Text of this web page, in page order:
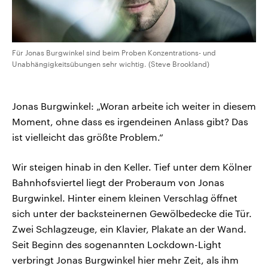
Für Jonas Burgwinkel sind beim Proben Konzentrations- und
Unabhängigkeitsübungen sehr wichtig. (Steve Brookland)
Jonas Burgwinkel: „Woran arbeite ich weiter in diesem
Moment, ohne dass es irgendeinen Anlass gibt? Das
ist vielleicht das größte Problem.“
Wir steigen hinab in den Keller. Tief unter dem Kölner
Bahnhofsviertel liegt der Proberaum von Jonas
Burgwinkel. Hinter einem kleinen Verschlag öffnet
sich unter der backsteinernen Gewölbedecke die Tür.
Zwei Schlagzeuge, ein Klavier, Plakate an der Wand.
Seit Beginn des sogenannten Lockdown-Light
verbringt Jonas Burgwinkel hier mehr Zeit, als ihm